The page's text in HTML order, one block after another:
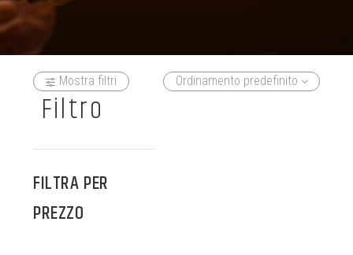
Mostra filtri
Filtro
FILTRA PER
PREZZO
Ordinamento predefinito